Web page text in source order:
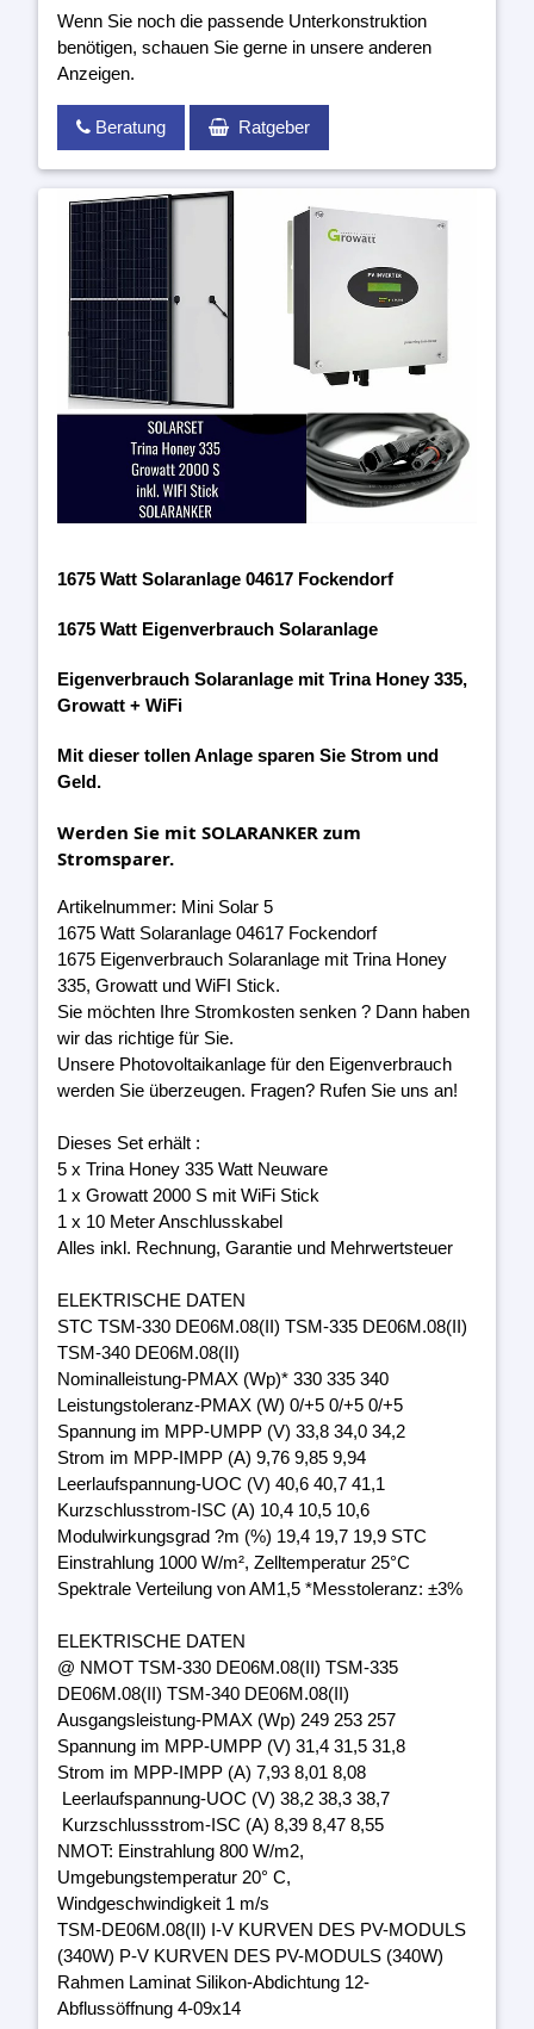
Wenn Sie noch die passende Unterkonstruktion
benötigen, schauen Sie gerne in unsere anderen
Anzeigen.
Beratung Ratgeber
1675 Watt Solaranlage 04617 Fockendorf
1675 Watt Eigenverbrauch Solaranlage
Eigenverbrauch Solaranlage mit Trina Honey 335,
Growatt + WiFi
Mit dieser tollen Anlage sparen Sie Strom und
Geld.
Werden Sie mit SOLARANKER zum
Stromsparer.
Artikelnummer: Mini Solar 5
1675 Watt Solaranlage 04617 Fockendorf
1675 Eigenverbrauch Solaranlage mit Trina Honey
335, Growatt und WiFI Stick.
Sie möchten Ihre Stromkosten senken ? Dann haben
wir das richtige für Sie.
Unsere Photovoltaikanlage für den Eigenverbrauch
werden Sie überzeugen. Fragen? Rufen Sie uns an!
Dieses Set erhält :
5 x Trina Honey 335 Watt Neuware
1 x Growatt 2000 S mit WiFi Stick
1 x 10 Meter Anschlusskabel
Alles inkl. Rechnung, Garantie und Mehrwertsteuer
ELEKTRISCHE DATEN
STC TSM-330 DE06M.08(II) TSM-335 DE06M.08(II)
TSM-340 DE06M.08(II)
Nominalleistung-PMAX (Wp)* 330 335 340
Leistungstoleranz-PMAX (W) 0/+5 0/+5 0/+5
Spannung im MPP-UMPP (V) 33,8 34,0 34,2
Strom im MPP-IMPP (A) 9,76 9,85 9,94
Leerlaufspannung-UOC (V) 40,6 40,7 41,1
Kurzschlusstrom-ISC (A) 10,4 10,5 10,6
Modulwirkungsgrad ?m (%) 19,4 19,7 19,9 STC
Einstrahlung 1000 W/m², Zelltemperatur 25°C
Spektrale Verteilung von AM1,5 *Messtoleranz: ±3%
ELEKTRISCHE DATEN
@ NMOT TSM-330 DE06M.08(II) TSM-335
DE06M.08(II) TSM-340 DE06M.08(II)
Ausgangsleistung-PMAX (Wp) 249 253 257
Spannung im MPP-UMPP (V) 31,4 31,5 31,8
Strom im MPP-IMPP (A) 7,93 8,01 8,08
Leerlaufspannung-UOC (V) 38,2 38,3 38,7
Kurzschlussstrom-ISC (A) 8,39 8,47 8,55
NMOT: Einstrahlung 800 W/m2,
Umgebungstemperatur 20° C,
Windgeschwindigkeit 1 m/s
TSM-DE06M.08(II) I-V KURVEN DES PV-MODULS
(340W) P-V KURVEN DES PV-MODULS (340W)
Rahmen Laminat Silikon-Abdichtung 12-
Abflussöffnung 4-09x14